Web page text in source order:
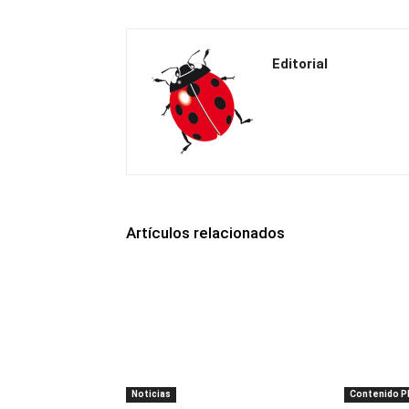
Editorial
Artículos relacionados
Noticias Contenido